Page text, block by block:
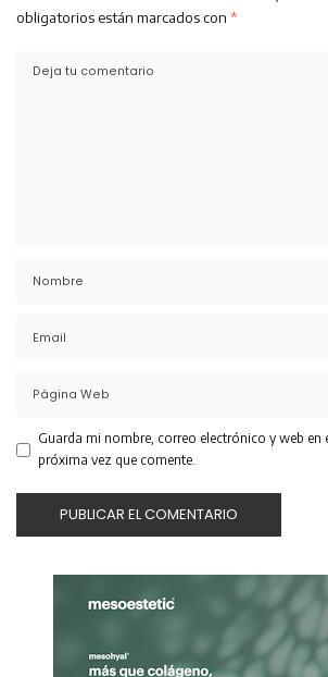
obligatorios están marcados con *
Guarda mi nombre, correo electrónico y web en
próxima vez que comente.